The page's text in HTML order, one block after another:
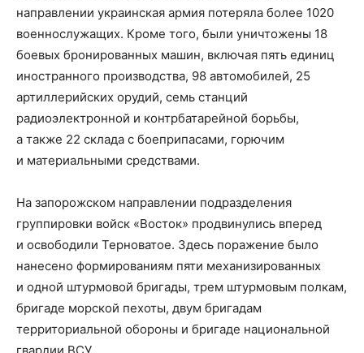
направлении украинская армия потеряла более 1020
военнослужащих. Кроме того, были уничтожены 18
боевых бронированных машин, включая пять единиц
иностранного производства, 98 автомобилей, 25
артиллерийских орудий, семь станций
радиоэлектронной и контрбатарейной борьбы,
а также 22 склада с боеприпасами, горючим
и материальными средствами.
На запорожском направлении подразделения
группировки войск «Восток» продвинулись вперед
и освободили Терноватое. Здесь поражение было
нанесено формированиям пяти механизированных
и одной штурмовой бригады, трем штурмовым полкам,
бригаде морской пехоты, двум бригадам
территориальной обороны и бригаде национальной